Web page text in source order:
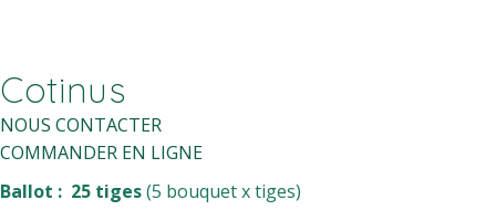
Cotinus
NOUS CONTACTER
COMMANDER EN LIGNE
Ballot : 25 tiges(5 bouquet x tiges)